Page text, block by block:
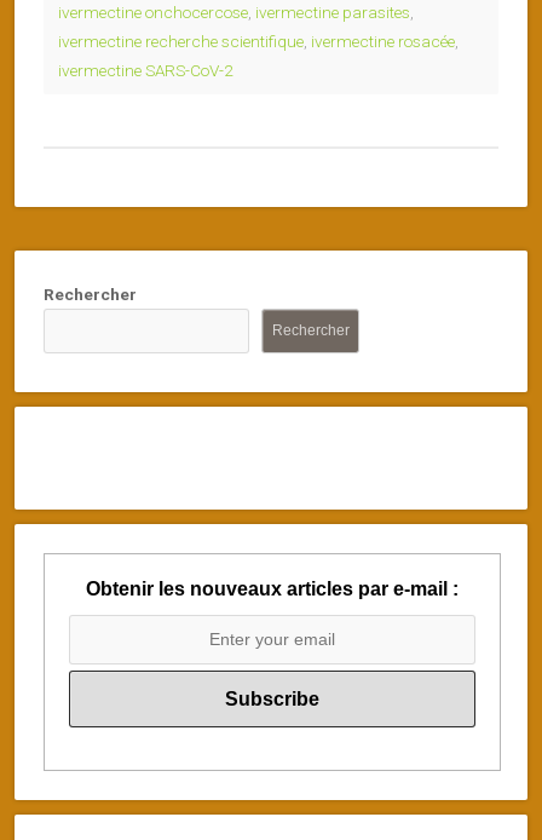
ivermectine onchocercose ivermectine parasites
ivermectine recherche scientifique ivermectine rosacée
ivermectine SARS-CoV-2
Rechercher
Rechercher
Obtenir les nouveaux articles par e-mail :